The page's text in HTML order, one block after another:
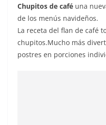
Chupitos de café una
de los menús navideños.
La receta del flan de café
chupitos.Mucho más
postres en porciones